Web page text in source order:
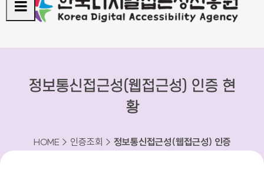
정보통신접근성(웹접근성) 인증 현
황
HOME > 인증조회 > 정보통신접근성(웹접근성) 인증